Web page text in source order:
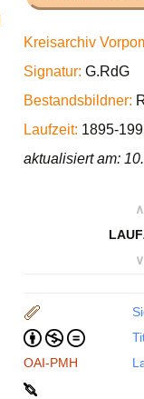
Kreisarchiv
Signatur: G.RdG
Bestandsbildner:
Laufzeit: 1895-
aktualisiert am:
∧
∨
OAI-PMH